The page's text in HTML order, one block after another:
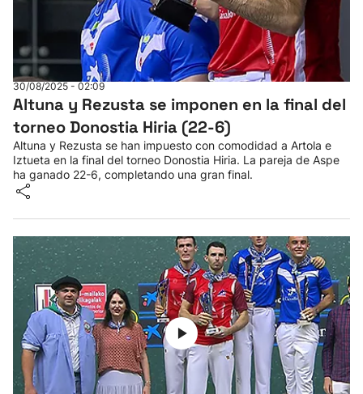
30/08/2025 - 02:09
Altuna y Rezusta se imponen en la final del
torneo Donostia Hiria (22-6)
Altuna y Rezusta se han impuesto con comodidad a Artola e
Iztueta en la final del torneo Donostia Hiria. La pareja de Aspe
ha ganado 22-6, completando una gran final.